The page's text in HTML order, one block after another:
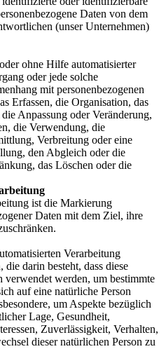
Daten von dem
(unser Unternehmen)
ohne Hilfe automatisierter
oder jede solche
mit personenbezogenen
Erfassen, die Organisation, das
Anpassung oder Veränderung,
die Verwendung, die
Verbreitung oder eine
den Abgleich oder die
das Löschen oder die
ist die Markierung
Daten mit dem Ziel, ihre
Verarbeitung
die darin besteht, dass diese
verwendet werden, um bestimmte
auf eine natürliche Person
um Aspekte bezüglich
Lage, Gesundheit,
Zuverlässigkeit, Verhalten,
dieser natürlichen Person zu